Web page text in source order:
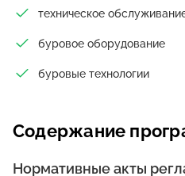
техническое
буровое оборудование
буровые технологии
Содержание
Нормативные акты